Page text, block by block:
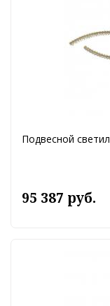
Подвесной
95 387 руб.